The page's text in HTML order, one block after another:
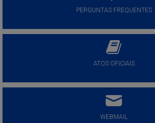
PERGUNTAS FREQUENTES
ATOS OFICIAIS
WEBMAIL